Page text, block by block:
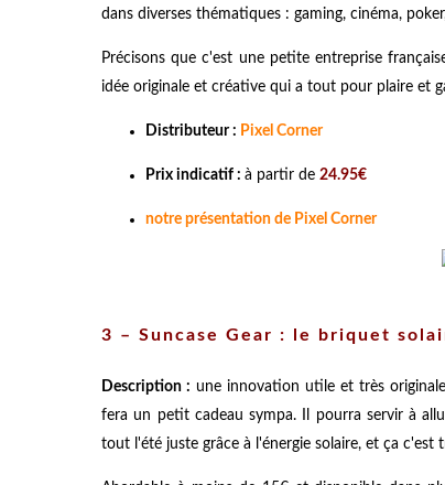
dans diverses thématiques : gaming, cinéma,
Précisons que c'est une petite entreprise
idée originale et créative qui a tout pour plaire et
Distributeur : Pixel Corner
Prix indicatif : à partir de 24.95€
notre présentation de Pixel Corner
3 – Suncase Gear : le briquet
Description : une innovation utile et très
fera un petit cadeau sympa. Il pourra servir à
tout l'été juste grâce à l'énergie solaire, et ça c'est